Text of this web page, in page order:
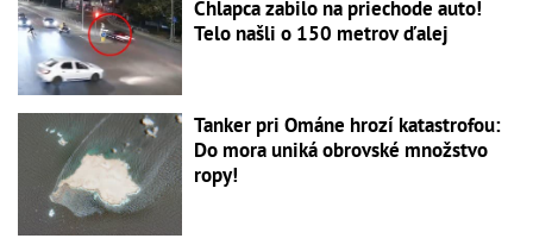
Chlapca zabilo na priechode auto!
Telo našli o 150 metrov ďalej
Tanker pri Ománe hrozí katastrofou:
Do mora uniká obrovské množstvo
ropy!